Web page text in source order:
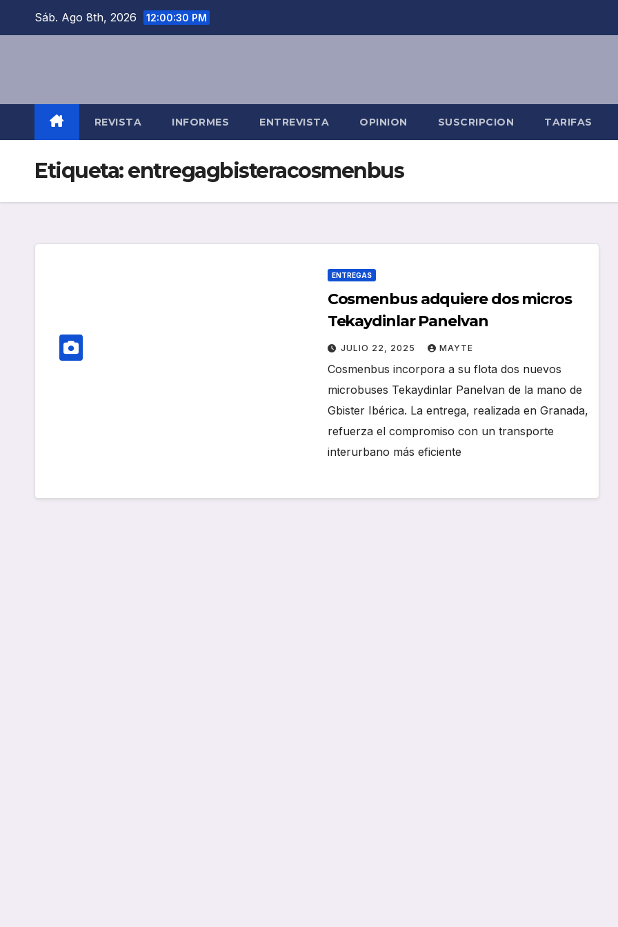
Sáb. Ago 8th, 2026 12:00:31 PM
REVISTA INFORMES ENTREVISTA OPINION SUSCRIPCION TARIFAS
Etiqueta:entregagbisteracosmenbus
ENTREGAS
Cosmenbus adquiere dos micros
Tekaydinlar Panelvan
JULIO 22, 2025 MAYTE
Cosmenbus incorpora a su flota dos nuevos
microbuses Tekaydinlar Panelvan de la mano de
Gbister Ibérica. La entrega, realizada en Granada,
refuerza el compromiso con un transporte
interurbano más eficiente